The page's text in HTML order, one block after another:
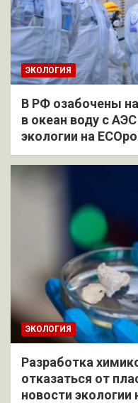
ЭКОЛОГИЯ
В РФ озабочены
в океан воду с
экологии на
ЭКОЛОГИЯ
Разработка
отказаться от
новости экологии